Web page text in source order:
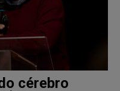
cérebro